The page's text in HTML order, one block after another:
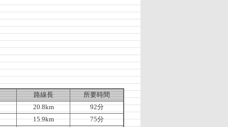
路線長
所要時間
20.8km
92分
15.9km
75分